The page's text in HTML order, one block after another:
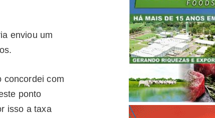
enviou um
concordei com
ponto
isso a taxa